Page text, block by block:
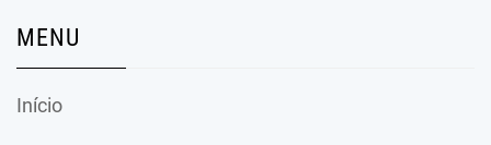
MENU
Início